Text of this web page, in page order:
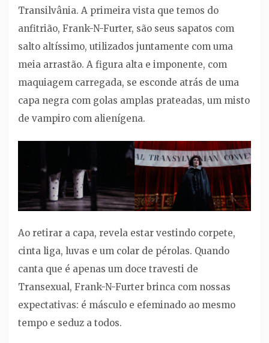
Transilvânia. A primeira vista que temos do
anfitrião, Frank-N-Furter, são seus sapatos com
salto altíssimo, utilizados juntamente com uma
meia arrastão. A figura alta e imponente, com
maquiagem carregada, se esconde atrás de uma
capa negra com golas amplas prateadas, um misto
de vampiro com alienígena.
Ao retirar a capa, revela estar vestindo corpete,
cinta liga, luvas e um colar de pérolas. Quando
canta que é apenas um doce travesti de
Transexual, Frank-N-Furter brinca com nossas
expectativas: é másculo e efeminado ao mesmo
tempo e seduz a todos.